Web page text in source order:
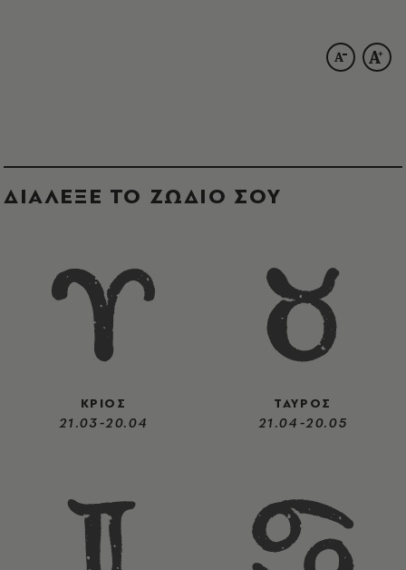
ΔΙΑΛΕΞΕ ΤΟ ΖΩΔΙΟ ΣΟΥ
ΚΡΙΟΣ
21.03-20.04
ΤΑΥΡΟΣ
21.04-20.05